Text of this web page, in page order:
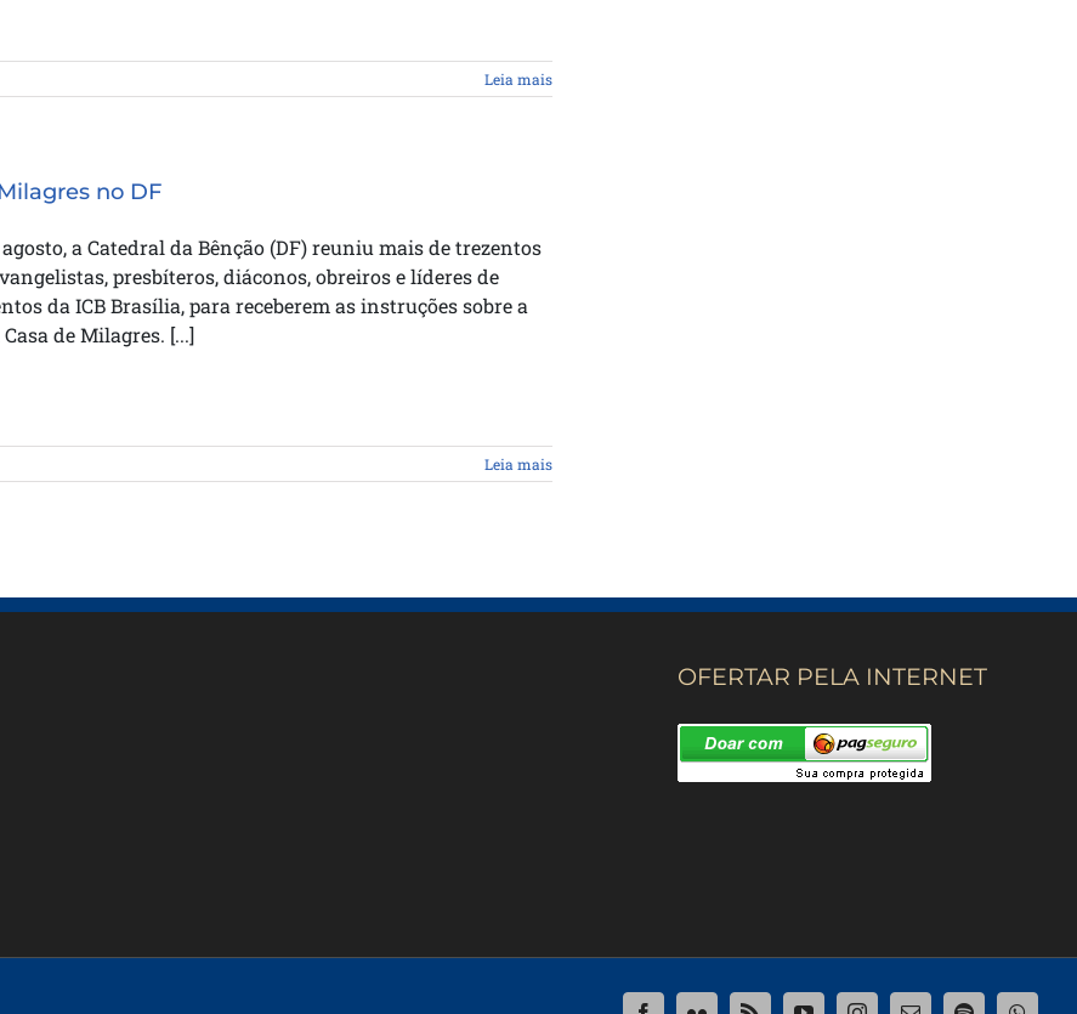
Leia mais
no DF
a Catedral da Bênção (DF) reuniu mais de trezentos
presbíteros, diáconos, obreiros e líderes de
da ICB Brasília, para receberem as instruções sobre a
de Milagres. [...]
Leia mais
OFERTAR PELA INTERNET